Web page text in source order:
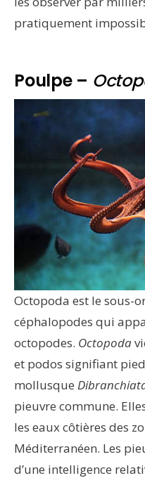
pratiquement
Poulpe –
Octopoda est le sous-
céphalopodes qui
octopodes. Octopoda
et podos signifiant
mollusque
pieuvre commune.
les eaux côtières des
Méditerranéen. Les
d’une intelligence